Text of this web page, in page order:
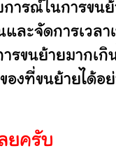
การณ์ในการข
และจัดการเวล
ารขนย้ายมาก
งที่ขนย้ายได้อ
ยครับ